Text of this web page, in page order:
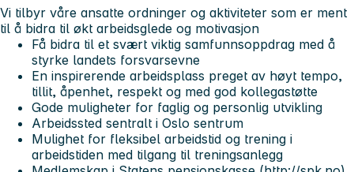
Vi tilbyr våre ansatte ordninger og aktiviteter som er ment
til å bidra til økt arbeidsglede og motivasjon
Få bidra til et svært viktig samfunnsoppdrag med å
styrke landets forsvarsevne
En inspirerende arbeidsplass preget av høyt tempo,
tillit, åpenhet, respekt og med god kollegastøtte
Gode muligheter for faglig og personlig utvikling
Arbeidssted sentralt i Oslo sentrum
Mulighet for fleksibel arbeidstid og trening i
arbeidstiden med tilgang til treningsanlegg